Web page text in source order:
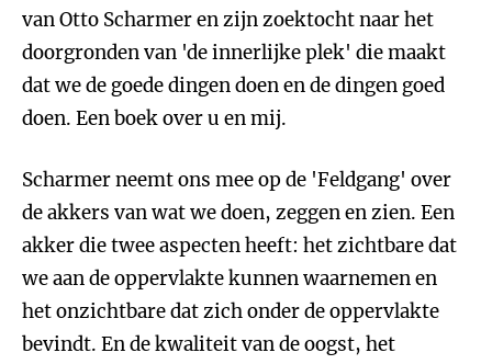
van Otto Scharmer en zijn zoektocht naar het
doorgronden van 'de innerlijke plek' die maakt
dat we de goede dingen doen en de dingen goed
doen. Een boek over u en mij.
Scharmer neemt ons mee op de 'Feldgang' over
de akkers van wat we doen, zeggen en zien. Een
akker die twee aspecten heeft: het zichtbare dat
we aan de oppervlakte kunnen waarnemen en
het onzichtbare dat zich onder de oppervlakte
bevindt. En de kwaliteit van de oogst, het